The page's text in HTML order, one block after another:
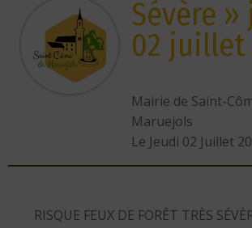
Sévère
02 juillet
Mairie de Saint-
Maruejols
Le Jeudi 02 Juillet
RISQUE FEUX DE FORÊT TRÈS